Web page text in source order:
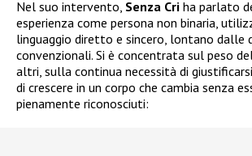
Nel suo intervento, Senza Cri ha parlato
esperienza come persona non binaria,
linguaggio diretto e sincero, lontano dalle
convenzionali. Si è concentrata sul peso
altri, sulla continua necessità di
di crescere in un corpo che cambia senza
pienamente riconosciuti: